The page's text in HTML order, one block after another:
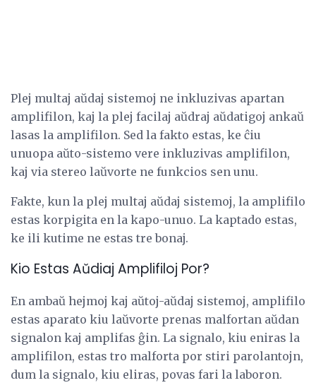
Plej multaj aŭdaj sistemoj ne inkluzivas apartan
amplifilon, kaj la plej facilaj aŭdraj aŭdatigoj ankaŭ
lasas la amplifilon. Sed la fakto estas, ke ĉiu
unuopa aŭto-sistemo vere inkluzivas amplifilon,
kaj via stereo laŭvorte ne funkcios sen unu.
Fakte, kun la plej multaj aŭdaj sistemoj, la amplifilo
estas korpigita en la kapo-unuo. La kaptado estas,
ke ili kutime ne estas tre bonaj.
Kio Estas Aŭdiaj Amplifiloj Por?
En ambaŭ hejmoj kaj aŭtoj-aŭdaj sistemoj, amplifilo
estas aparato kiu laŭvorte prenas malfortan aŭdan
signalon kaj amplifas ĝin. La signalo, kiu eniras la
amplifilon, estas tro malforta por stiri parolantojn,
dum la signalo, kiu eliras, povas fari la laboron.